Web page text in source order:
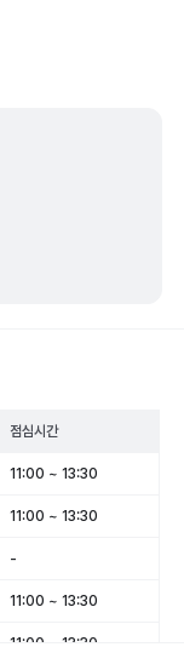
점심시간
11:00 ~ 13:30
11:00 ~ 13:30
-
11:00 ~ 13:30
11:00 ~ 13:30